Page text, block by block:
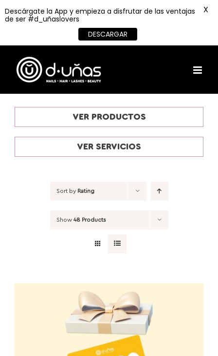
content
VER PRODUCTOS
VER SERVICIOS
Sort by Rating
Show 48 Products
Descárgate la App y empieza a disfrutar de las ventajas
de ser #d_uñaslovers
DESCARGAR
X